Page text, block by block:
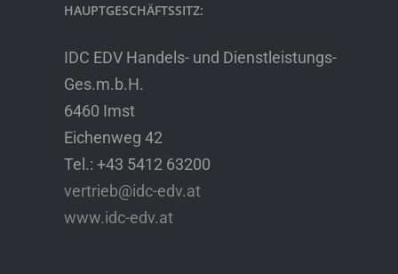
HAUPTGESCHÄFTSSITZ:
IDC EDV Handels- und Dienstleistungs-
Ges.m.b.H.
6460 Imst
Eichenweg 42
Tel.: +43 5412 63200
vertrieb@idc-edv.at
www.idc-edv.at